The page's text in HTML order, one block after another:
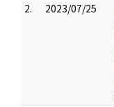
2.
2023/07/25